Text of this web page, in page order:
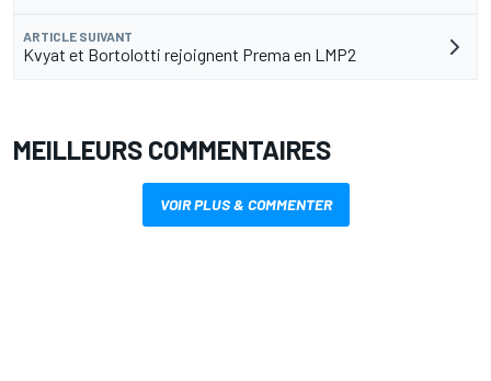
ARTICLE SUIVANT
Kvyat et Bortolotti rejoignent Prema en LMP2
MEILLEURS COMMENTAIRES
VOIR PLUS & COMMENTER